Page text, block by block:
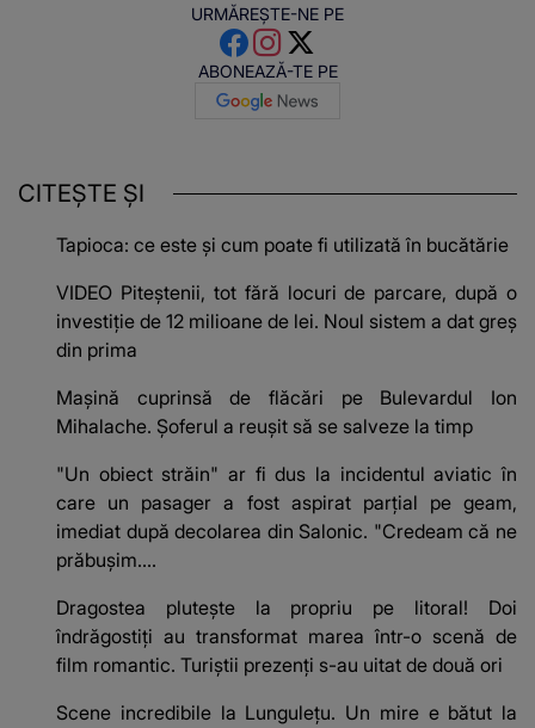
URMĂREȘTE-NE PE
ABONEAZĂ-TE PE
CITEȘTE ȘI
Tapioca: ce este și cum poate fi utilizată în bucătărie
VIDEO Piteștenii, tot fără locuri de parcare, după o
investiție de 12 milioane de lei. Noul sistem a dat greș
din prima
Mașină cuprinsă de flăcări pe Bulevardul Ion
Mihalache. Șoferul a reușit să se salveze la timp
"Un obiect străin" ar fi dus la incidentul aviatic în
care un pasager a fost aspirat parțial pe geam,
imediat după decolarea din Salonic. "Credeam că ne
prăbușim....
Dragostea plutește la propriu pe litoral! Doi
îndrăgostiți au transformat marea într-o scenă de
film romantic. Turiștii prezenți s-au uitat de două ori
Scene incredibile la Lungulețu. Un mire e bătut la